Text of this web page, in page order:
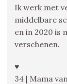
Ik werk met
middelbare
en in 2020 is
verschenen.
♥
34 | Mama